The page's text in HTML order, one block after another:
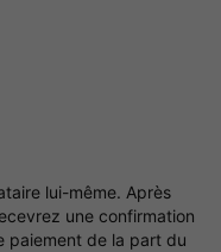
lui-même. Après
une confirmation
paiement de la part du